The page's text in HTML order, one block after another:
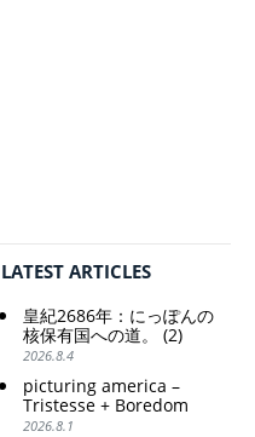
LATEST ARTICLES
皇紀2686年：にっぽんの
核保有国への道。 (2)
2026.8.4
picturing america –
Tristesse + Boredom
2026.8.1